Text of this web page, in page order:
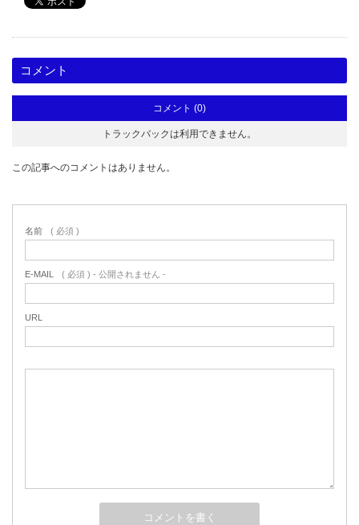
コメント
コメント (0)
トラックバックは利用できません。
この記事へのコメントはありません。
名前 ( 必須 )
E-MAIL ( 必須 ) - 公開されません -
URL